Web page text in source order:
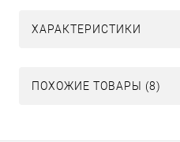
ХАРАКТЕРИСТИКИ
ПОХОЖИЕ ТОВАРЫ (8)